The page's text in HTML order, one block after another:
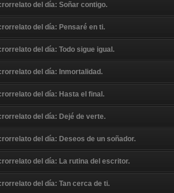
del día: Soñar contigo.
del día: Pensaré en ti.
del día: Todo sigue igual.
del día: Inmortalidad.
del día: Hasta el final.
del día: Dejé de verte.
del día: Deseos de un soñador.
del día: La rutina del escritor.
del día: Tan cerca de ti.